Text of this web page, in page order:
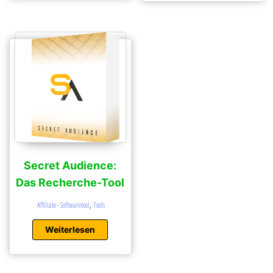
Secret Audience:
Das Recherche-Tool
Affiliate - Softwaretool,Tools
Weiterlesen